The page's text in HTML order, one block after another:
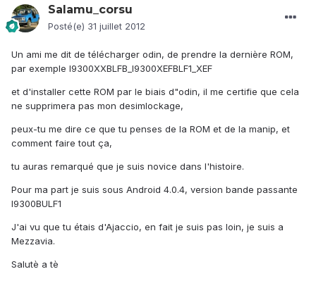
Salamu_corsu
Posté(e) 31 juillet 2012
Un ami me dit de télécharger odin, de prendre la dernière ROM,
par exemple I9300XXBLFB_I9300XEFBLF1_XEF
et d'installer cette ROM par le biais d"odin, il me certifie que cela
ne supprimera pas mon desimlockage,
peux-tu me dire ce que tu penses de la ROM et de la manip, et
comment faire tout ça,
tu auras remarqué que je suis novice dans l'histoire.
Pour ma part je suis sous Android 4.0.4, version bande passante
I9300BULF1
J'ai vu que tu étais d'Ajaccio, en fait je suis pas loin, je suis a
Mezzavia.
Salutè a tè